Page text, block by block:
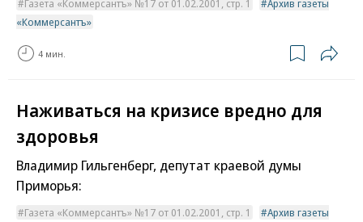
Газета «Коммерсантъ» №17 от 01.02.2001, стр. 1
Архив газеты
«Коммерсантъ»
4 мин.
Наживаться на кризисе вредно для
здоровья
Владимир Гильгенберг, депутат краевой думы
Приморья:
Газета «Коммерсантъ» №17 от 01.02.2001, стр. 1
Архив газеты